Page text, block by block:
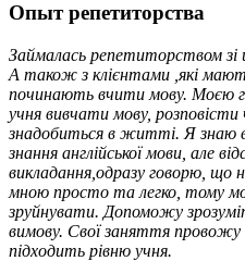
Опыт репетиторства
Займалась репетиторством зі
А також з клієнтами ,які
починають вчити мову. Моєю
учня вивчати мову, розповісти
знадобиться в житті. Я знаю
знання англійської мови, але
викладання,одразу говорю, що
мною просто та легко, тому
зруйнувати. Допоможу
вимову. Свої заняття
підходить рівню учня.